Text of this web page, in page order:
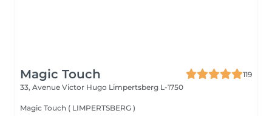
Magic Touch
119
33, Avenue Victor Hugo Limpertsberg L-1750
Magic Touch ( LIMPERTSBERG )